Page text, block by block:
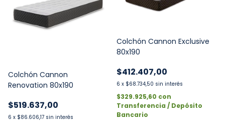
Colchón Cannon
Renovation 80x190
$519.637,00
6 x $86.606,17 sin interés
Colchón Cannon Exclusive
80x190
$412.407,00
6 x $68.734,50 sin interés
$329.925,60 con
Transferencia / Depósito
Bancario